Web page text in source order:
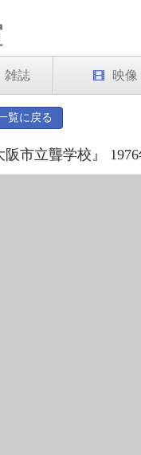
雑誌 映像
覧に戻る
市立聾学校』